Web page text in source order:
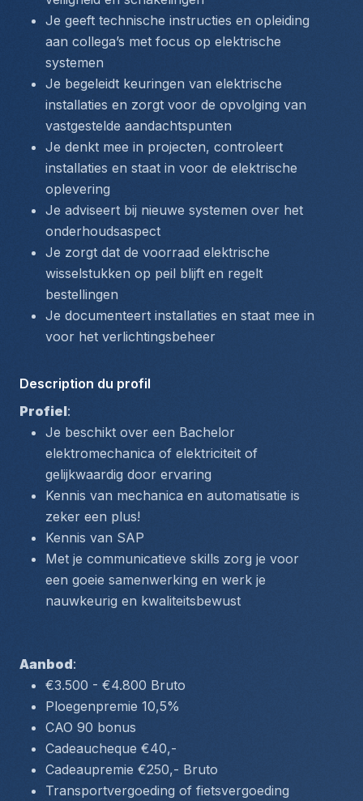
Je geeft technische instructies en opleiding
aan collega’s met focus op elektrische
systemen
Je begeleidt keuringen van elektrische
installaties en zorgt voor de opvolging van
vastgestelde aandachtspunten
Je denkt mee in projecten, controleert
installaties en staat in voor de elektrische
oplevering
Je adviseert bij nieuwe systemen over het
onderhoudsaspect
Je zorgt dat de voorraad elektrische
wisselstukken op peil blijft en regelt
bestellingen
Je documenteert installaties en staat mee in
voor het verlichtingsbeheer
Description du profil
Profiel:
Je beschikt over een Bachelor
elektromechanica of elektriciteit of
gelijkwaardig door ervaring
Kennis van mechanica en automatisatie is
zeker een plus!
Kennis van SAP
Met je communicatieve skills zorg je voor
een goeie samenwerking en werk je
nauwkeurig en kwaliteitsbewust
Aanbod:
€3.500 - €4.800 Bruto
Ploegenpremie 10,5%
CAO 90 bonus
Cadeaucheque €40,-
Cadeaupremie €250,- Bruto
Transportvergoeding of fietsvergoeding